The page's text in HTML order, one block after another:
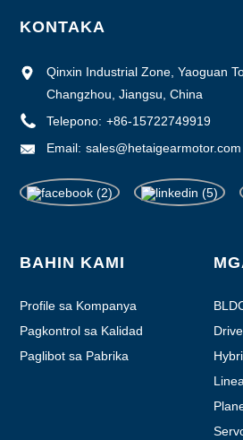
KONTAKA
Qinxin Industrial Zone, Yaoguan
Changzhou, Jiangsu, China
Telepono: +86-15722749919
Email: sales@hetaigearmotor.com
BAHIN KAMI
Profile sa Kompanya
Pagkontrol sa Kalidad
Paglibot sa Pabrika